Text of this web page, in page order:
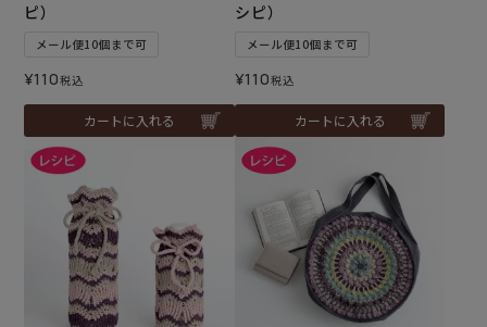
ピ）
メール便10個まで可
¥110税込
カートに入れる
シピ）
メール便10個まで可
¥110税込
カートに入れる